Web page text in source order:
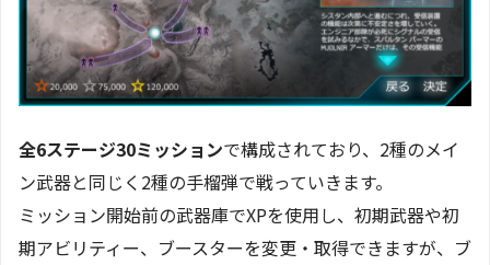
全6ステージ30ミッションで構成されており、2種のメイ
ン武器と同じく2種の手榴弾で戦っていきます。
ミッション開始前の武器庫でXPを使用し、初期武器や初
期アビリティー、ブースターを変更・取得できますが、ブ